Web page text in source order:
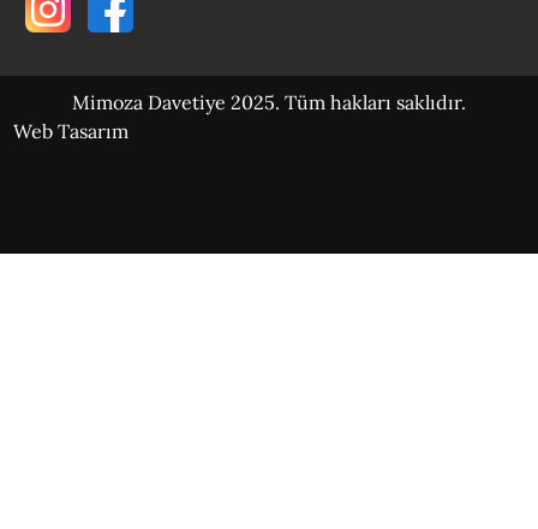
Mimoza Davetiye 2025. Tüm hakları saklıdır.
Web Tasarım